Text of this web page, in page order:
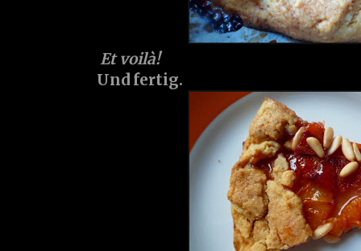
Et voilà!
Und fertig.